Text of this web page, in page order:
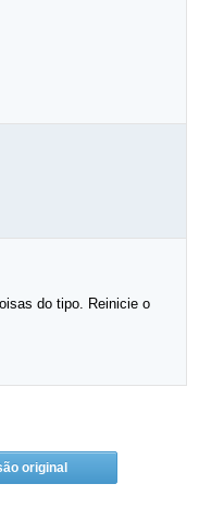
do tipo. Reinicie o
original